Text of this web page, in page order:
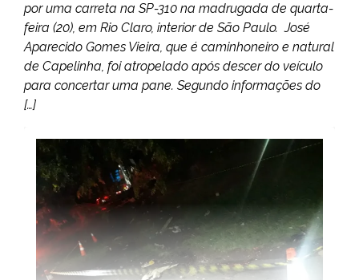
por uma carreta na SP-310 na madrugada de quarta-
feira (20), em Rio Claro, interior de São Paulo. José
Aparecido Gomes Vieira, que é caminhoneiro e natural
de Capelinha, foi atropelado após descer do veículo
para concertar uma pane. Segundo informações do
[…]